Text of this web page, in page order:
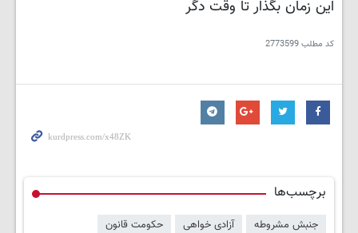
این زمان بگذار تا وقت دگر
کد مطلب2773599
برچسب‌ها
جنبش مشروطه آزادی خواهی حکومت قانون